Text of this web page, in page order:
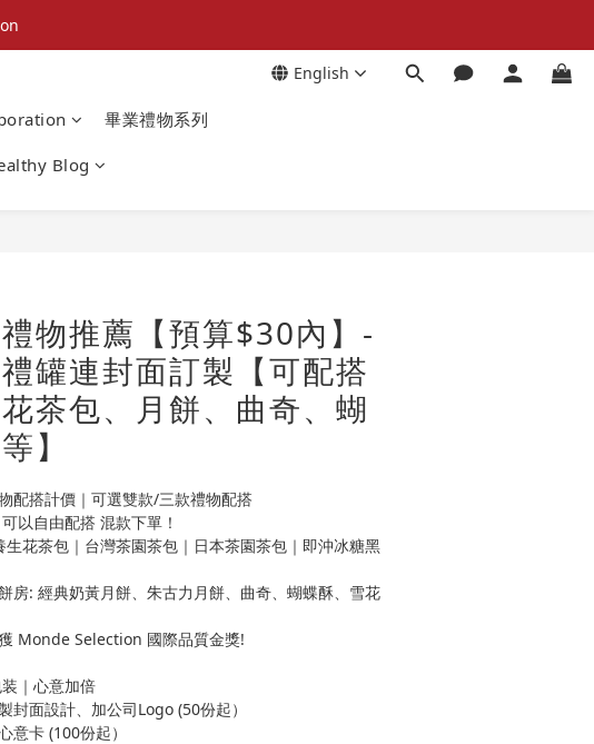
English
畢業禮物系列
Blog
物推薦【預算$30內】-
罐連封面訂製【可配搭
茶包、月餅、曲奇、蝴
】
配搭計價｜可選雙款/三款禮物配搭
以自由配搭 混款下單！
生花茶包｜台灣茶園茶包｜日本茶園茶包｜即沖冰糖黑
: 經典奶黃月餅、朱古力月餅、曲奇、蝴蝶酥、雪花
Monde Selection 國際品質金獎!
｜心意加倍
封面設計、加公司Logo (50份起）
意卡 (100份起）